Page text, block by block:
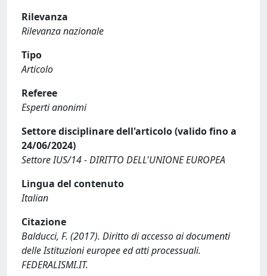
Rilevanza
Rilevanza nazionale
Tipo
Articolo
Referee
Esperti anonimi
Settore disciplinare dell'articolo (valido fino a
24/06/2024)
Settore IUS/14 - DIRITTO DELL'UNIONE EUROPEA
Lingua del contenuto
Italian
Citazione
Balducci, F. (2017). Diritto di accesso ai documenti
delle Istituzioni europee ed atti processuali.
FEDERALISMI.IT.